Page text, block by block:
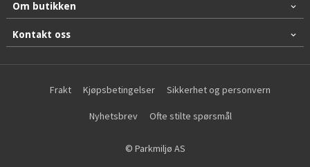
Om butikken
Kontakt oss
Frakt Kjøpsbetingelser Sikkerhet og personvern
Nyhetsbrev Ofte stilte spørsmål
© Parkmiljø AS